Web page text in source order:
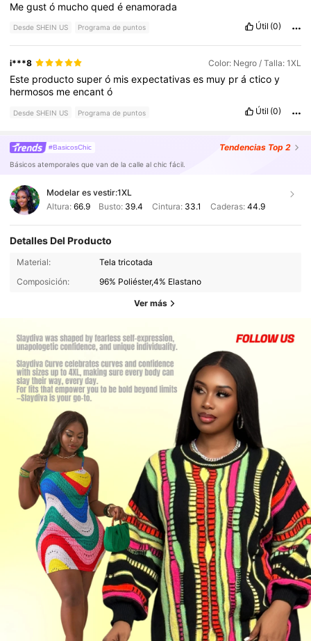
Megustó muchoquedéenamorada
Desde SHEIN US Programa de puntos Útil (0)
i***8 Color: Negro / Talla: 1XL
Este productosuperó misexpectativases muy prácticoy
hermosos meencantó
Desde SHEIN US Programa de puntos Útil (0)
#BasicosChic Tendencias Top 2
Básicos atemporales que van de la calle al chic fácil.
Modelar es vestir:1XL
Altura: 66.9 Busto: 39.4 Cintura: 33.1 Caderas: 44.9
Detalles Del Producto
Material:
Tela tricotada
Composición:
96% Poliéster,4% Elastano
Ver más